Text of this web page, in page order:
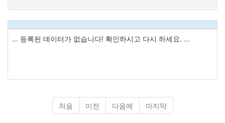
... 등록된 데이터가 없습니다! 확인하시고 다시 하세요. ...
처음 이전 다음에 마지막